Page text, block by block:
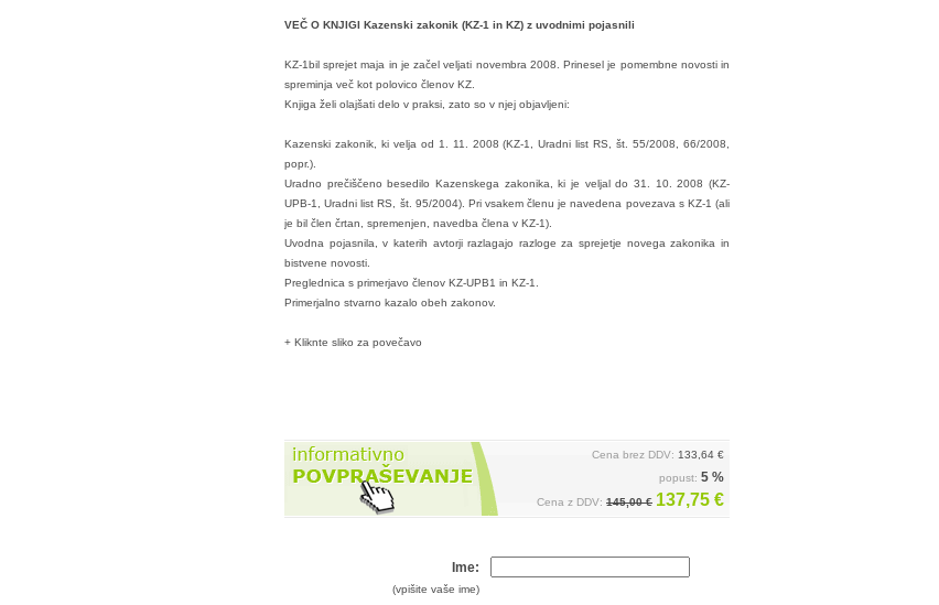
VEČ O KNJIGI Kazenski zakonik (KZ-1 in KZ) z uvodnimi pojasnili
KZ-1bil sprejet maja in je začel veljati novembra 2008. Prinesel je pomembne novosti in
spreminja več kot polovico členov KZ.
Knjiga želi olajšati delo v praksi, zato so v njej objavljeni:
Kazenski zakonik, ki velja od 1. 11. 2008 (KZ-1, Uradni list RS, št. 55/2008, 66/2008,
popr.).
Uradno prečiščeno besedilo Kazenskega zakonika, ki je veljal do 31. 10. 2008 (KZ-
UPB-1, Uradni list RS, št. 95/2004). Pri vsakem členu je navedena povezava s KZ-1 (ali
je bil člen črtan, spremenjen, navedba člena v KZ-1).
Uvodna pojasnila, v katerih avtorji razlagajo razloge za sprejetje novega zakonika in
bistvene novosti.
Preglednica s primerjavo členov KZ-UPB1 in KZ-1.
Primerjalno stvarno kazalo obeh zakonov.
+ Kliknte sliko za povečavo
Cena brez DDV: 133,64 €
popust: 5 %
Cena z DDV: 145,00 € 137,75 €
Ime:
(vpišite vaše ime)